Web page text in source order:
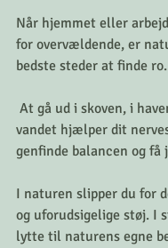
Når hjemmet eller
for overvældende, er
bedste steder at finde ro.
vandet hjælper dit
genfinde balancen og få
I naturen slipper du for
og uforudsigelige støj. I
lytte til naturens egne